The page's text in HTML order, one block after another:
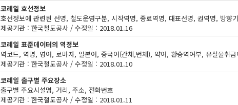
코레일 호선정보
제공기관 : 한국철도공사 / 수정일 : 2018.01.16
코레일 표준데이터의 역정보
제공기관 : 한국철도공사 / 수정일 : 2018.01.10
코레일 출구별 주요장소
출구별 주요시설명, 거리, 주소, 전화번호
제공기관 : 한국철도공사 / 수정일 : 2018.01.11